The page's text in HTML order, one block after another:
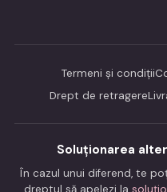
Termeni și condiții
Drept de retragere
Soluționarea
În cazul unui diferend, te
dreptul să apelezi la